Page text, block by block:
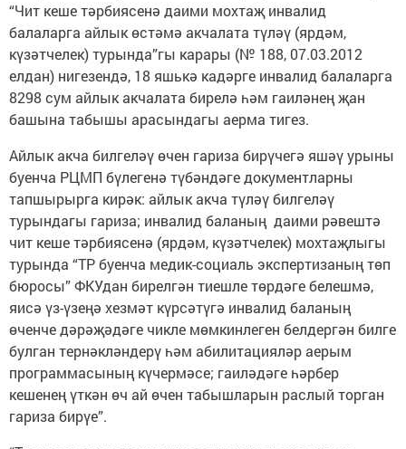
“Чит кеше тәрбиясенә даими мохтаҗ инвалид
балаларга айлык өстәмә акчалата түләү (ярдәм,
күзәтчелек) турында”гы карары (№ 188, 07.03.2012
елдан) нигезендә, 18 яшькә кадәрге инвалид балаларга
8298 сум айлык акчалата бирелә һәм гаиләнең җан
башына табышы арасындагы аерма тигез.
Айлык акча билгеләү өчен гариза бирүчегә яшәү урыны
буенча РЦМП бүлегенә түбәндәге документларны
тапшырырга кирәк: айлык акча түләү билгеләү
турындагы гариза; инвалид баланың даими рәвештә
чит кеше тәрбиясенә (ярдәм, күзәтчелек) мохтаҗлыгы
турында “ТР буенча медик-социаль экспертизаның төп
бюросы” ФКУдан бирелгән тиешле төрдәге белешмә,
яисә үз-­үзеңә хезмәт күрсәтүгә инвалид баланың
өченче дәрәҗәдәге чикле мөмкинлеген белдергән билге
булган тернәкләндерү һәм абилитацияләр аерым
программасының күчермәсе; гаиләдәге һәрбер
кешенең үткән өч ай өчен табышларын раслый торган
гариза бирүе”.